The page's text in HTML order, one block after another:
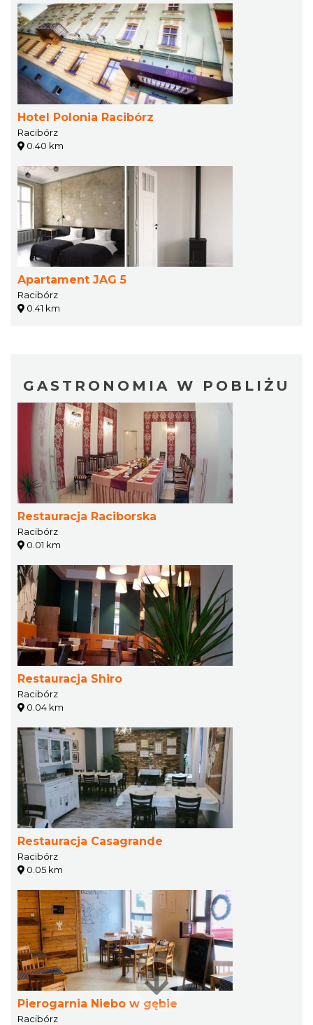
Hotel Polonia Racibórz
Racibórz
0.40 km
Apartament JAG 5
Racibórz
0.41 km
GASTRONOMIA W POBLIŻU
Restauracja Raciborska
Racibórz
0.01 km
Restauracja Shiro
Racibórz
0.04 km
Restauracja Casagrande
Racibórz
0.05 km
Pierogarnia Niebo w gębie
Racibórz